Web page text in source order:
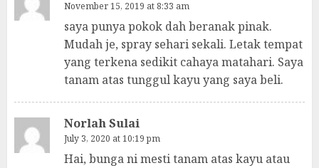
November 15, 2019 at 8:33 am
saya punya pokok dah beranak pinak.
Mudah je, spray sehari sekali. Letak tempat
yang terkena sedikit cahaya matahari. Saya
tanam atas tunggul kayu yang saya beli.
Norlah Sulai
July 3, 2020 at 10:19 pm
Hai, bunga ni mesti tanam atas kayu atau